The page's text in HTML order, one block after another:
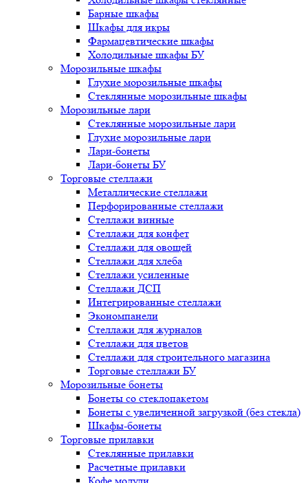
Барные шкафы
Шкафы для икры
Фармацевтические шкафы
Холодильные шкафы БУ
Морозильные шкафы
Глухие морозильные шкафы
Стеклянные морозильные шкафы
Морозильные лари
Стеклянные морозильные лари
Глухие морозильные лари
Лари-бонеты
Лари-бонеты БУ
Торговые стеллажи
Металлические стеллажи
Перфорированные стеллажи
Стеллажи винные
Стеллажи для конфет
Стеллажи для овощей
Стеллажи для хлеба
Стеллажи усиленные
Стеллажи ДСП
Интегрированные стеллажи
Экономпанели
Стеллажи для журналов
Стеллажи для цветов
Стеллажи для строительного магазина
Торговые стеллажи БУ
Морозильные бонеты
Бонеты со стеклопакетом
Бонеты с увеличенной загрузкой (без стекла)
Шкафы-бонеты
Торговые прилавки
Стеклянные прилавки
Расчетные прилавки